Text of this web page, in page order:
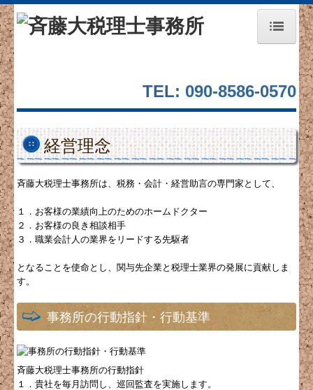
経営理念
業務内容
円満な相続・事業承継を支援
新規開業ガイド
お問合せ
TEL: 090-8586-0570
経営理念
斉藤大税理士事務所は、税務・会計・経営助言の専門家として、
１．お客様の業績向上のためのホームドクター
２．お客様の良き相談相手
３．職業会計人の業界をリードする先駆者
となることを使命とし、関与先企業と税理士業界の発展に貢献しま
す。
事務所の行動指針・行動基準
斉藤大税理士事務所の行動指針
１．貴社を毎月訪問し、巡回監査を実施します。